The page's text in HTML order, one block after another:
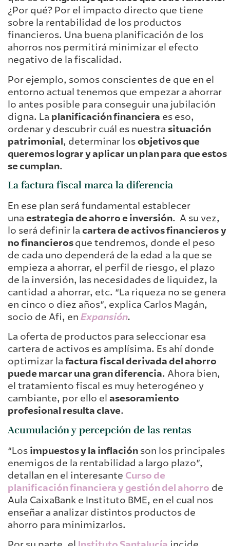
¿Por qué? Por el impacto directo que tiene
sobre la rentabilidad de los productos
financieros. Una buena planificación de los
ahorros nos permitirá minimizar el efecto
negativo de la fiscalidad.
Por ejemplo, somos conscientes de que en el
entorno actual tenemos que empezar a ahorrar
lo antes posible para conseguir una jubilación
digna. La planificación financiera es eso,
ordenar y descubrir cuál es nuestra situación
patrimonial, determinar losobjetivos que
queremos lograr y aplicar un plan para que estos
se cumplan.
La factura fiscal marca la diferencia
En ese plan será fundamental establecer
una estrategia de ahorro e inversión. A su vez,
lo será definir la cartera de activos financierosy
no financierosque tendremos, donde el peso
de cada uno dependerá de la edad a la que se
empieza a ahorrar, el perfil de riesgo, el plazo
de la inversión, las necesidades de liquidez, la
cantidad a ahorrar, etc. “La riqueza no se genera
en cinco o diez años”, explica Carlos Magán,
socio de Afi, en Expansión.
La oferta de productos para seleccionar esa
cartera de activos es amplísima. Es ahí donde
optimizar la factura fiscal derivada del ahorro
puede marcar una gran diferencia. Ahora bien,
el tratamiento fiscal es muy heterogéneo y
cambiante, por ello el asesoramiento
profesional resulta clave.
Acumulación y percepción de las rentas
“Los impuestos y la inflación son los principales
enemigos de la rentabilidad a largo plazo”,
detallan en el interesante Curso de
planificación financiera y gestión del ahorro de
Aula CaixaBank e Instituto BME, en el cual nos
enseñar a analizar distintos productos de
ahorro para minimizarlos.